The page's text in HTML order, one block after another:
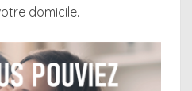
domicile.